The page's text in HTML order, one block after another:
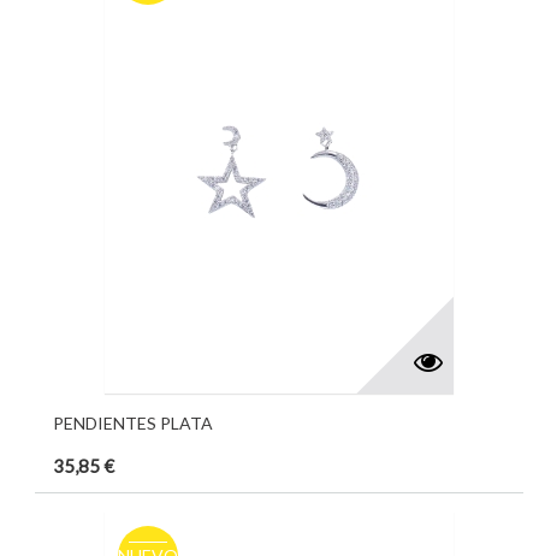
PENDIENTES PLATA
35,85 €